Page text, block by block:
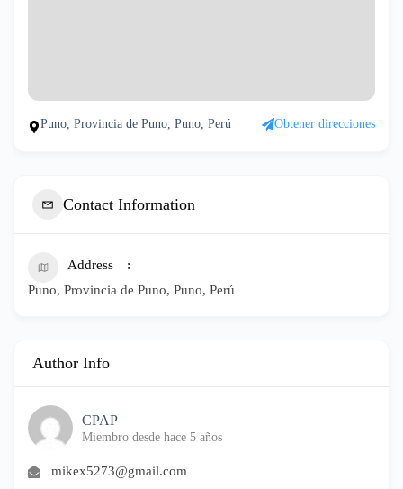
Puno, Provincia de Puno, Puno, Perú Obtener direcciones
Contact Information
Address
Puno, Provincia de Puno, Puno, Perú
Author Info
CPAP
Miembro desde hace 5 años
mikex5273@gmail.com